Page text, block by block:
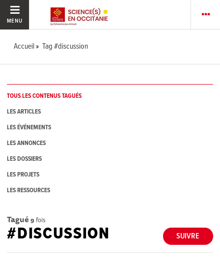
MENU
Accueil Tag #discussion
TOUS LES CONTENUS TAGUÉS
LES ARTICLES
LES ÉVÉNEMENTS
LES ANNONCES
LES DOSSIERS
LES PROJETS
LES RESSOURCES
Tagué 9 fois
SUIVRE
#DISCUSSION